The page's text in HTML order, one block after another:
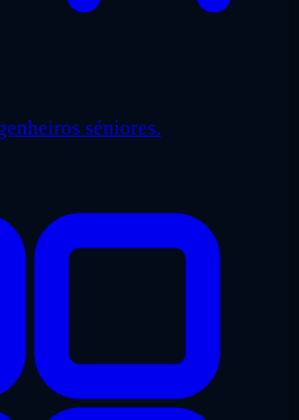
séniores.